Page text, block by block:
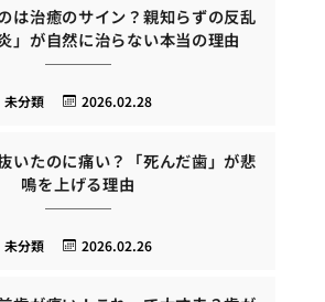
は治癒のサイン？親知らずの反乱
」が自然に治らない本当の理由
2026.02.28
未分類
いたのに痛い？「死んだ歯」が悲
鳴を上げる理由
2026.02.26
未分類